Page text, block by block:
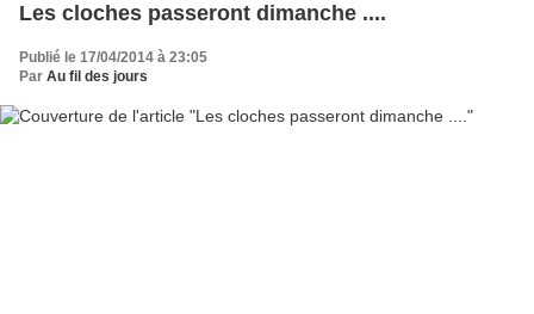
Les cloches passeront dimanche ....
Publié le 17/04/2014 à 23:05
Par Au fil des jours